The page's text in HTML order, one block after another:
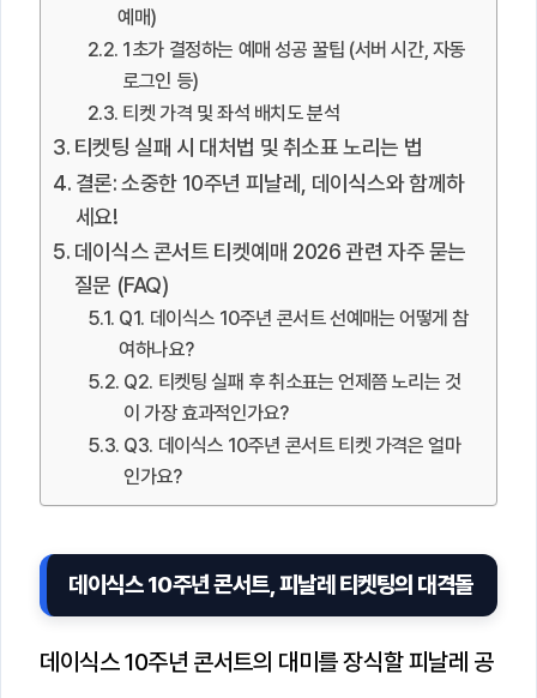
예매)
1초가 결정하는 예매 성공 꿀팁 (서버 시간, 자동
로그인 등)
티켓 가격 및 좌석 배치도 분석
티켓팅 실패 시 대처법 및 취소표 노리는 법
결론: 소중한 10주년 피날레, 데이식스와 함께하
세요!
데이식스 콘서트 티켓예매 2026 관련 자주 묻는
질문 (FAQ)
Q1. 데이식스 10주년 콘서트 선예매는 어떻게 참
여하나요?
Q2. 티켓팅 실패 후 취소표는 언제쯤 노리는 것
이 가장 효과적인가요?
Q3. 데이식스 10주년 콘서트 티켓 가격은 얼마
인가요?
데이식스 10주년 콘서트, 피날레 티켓팅의 대격돌
데이식스 10주년 콘서트의 대미를 장식할 피날레 공